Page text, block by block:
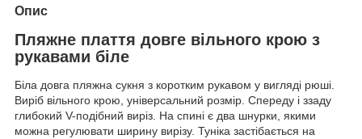
Опис
Пляжне плаття довге вільного крою з
рукавами біле
Біла довга пляжна сукня з коротким рукавом у вигляді рюші.
Виріб вільного крою, універсальний розмір. Спереду і ззаду
глибокий V-подібний виріз. На спині є два шнурки, якими
можна регулювати ширину вирізу. Туніка застібається на